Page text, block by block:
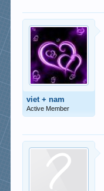
viet + nam
Active Member